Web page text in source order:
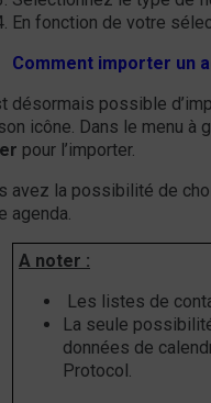
En fonction de votre
Comment importer un
désormais possible
icône. Dans le menu à
pour l’importer.
avez la possibilité de
agenda.
A noter :
Les listes de
La seule
données de
Protocol.